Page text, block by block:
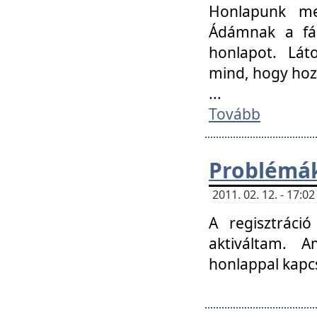
Honlapunk
Ádámnak a
honlapot.
mind, hogy
...
Tovább
2011. 02. 12. -
A
aktiváltam.
honlappal